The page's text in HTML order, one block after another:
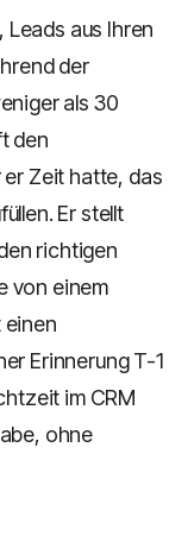
aus Ihren
der
als 30
den
Zeit hatte, das
Er stellt
richtigen
von einem
Erinnerung T-1
im CRM
ohne